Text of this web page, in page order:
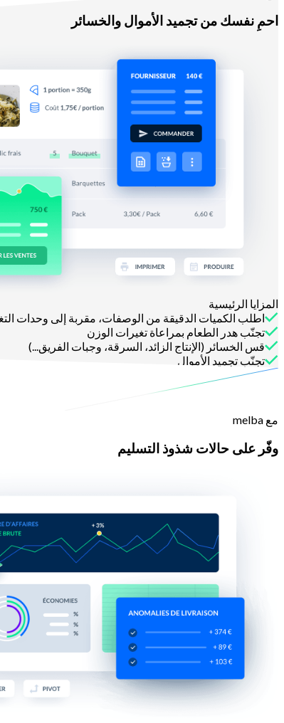
احمِ نفسك من تجميد الأموال والخسائر
المزايا الرئيسية
اطلب الكميات الدقيقة من الوصفات، مقربة إلى وحدات
تجنّب هدر الطعام بمراعاة تغيرات الوزن
قس الخسائر (الإنتاج الزائد، السرقة، وجبات الفريق...)
تجنّب تجميد الأموال
مع melba
وفّر على حالات شذوذ التسليم